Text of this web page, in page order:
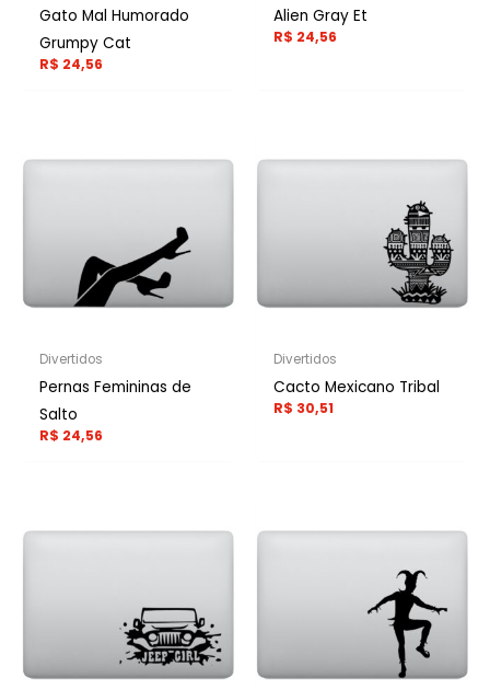
Gato Mal Humorado
Grumpy Cat
R$ 24,56
Alien Gray Et
R$ 24,56
Divertidos
Pernas Femininas de
Salto
R$ 24,56
Divertidos
Cacto Mexicano Tribal
R$ 30,51